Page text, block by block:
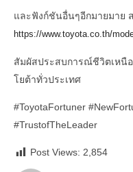
และฟังก์ชันอื่นๆอีกมายมาย
https://www.toyota.co.th/
สัมผัสประสบการณ์ชีวิตเหนื
โยต้าทั่วประเทศ
#ToyotaFortuner
#TrustofTheLeader
Post Views: 2,854